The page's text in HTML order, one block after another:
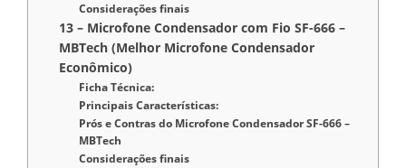
Considerações finais
13 – Microfone Condensador com Fio SF-666 –
MBTech (Melhor Microfone Condensador
Econômico)
Ficha Técnica:
Principais Características:
Prós e Contras do Microfone Condensador SF-666 –
MBTech
Considerações finais